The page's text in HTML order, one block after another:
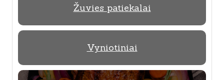
Žuvies patiekalai
Vyniotiniai